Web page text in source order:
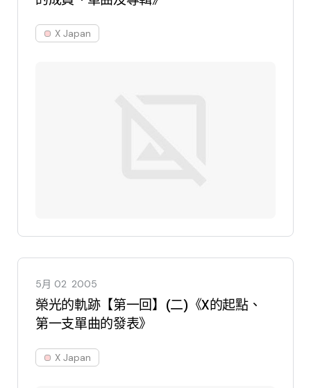
X Japan
5月 02 2005
榮光的軌跡【第一回】(二)《X的起點、
第一支單曲的發表》
X Japan